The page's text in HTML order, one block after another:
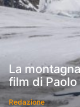
La
film di
Redazione